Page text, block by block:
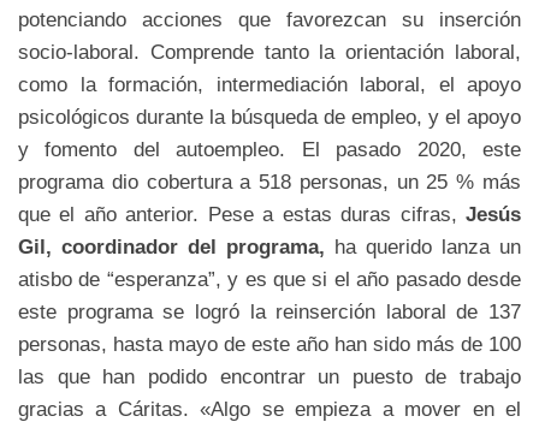
potenciando acciones que favorezcan su inserción
socio-laboral. Comprende tanto la orientación laboral,
como la formación, intermediación laboral, el apoyo
psicológicos durante la búsqueda de empleo, y el apoyo
y fomento del autoempleo. El pasado 2020, este
programa dio cobertura a 518 personas, un 25 % más
que el año anterior. Pese a estas duras cifras, Jesús
Gil, coordinador del programa, ha querido lanza un
atisbo de “esperanza”, y es que si el año pasado desde
este programa se logró la reinserción laboral de 137
personas, hasta mayo de este año han sido más de 100
las que han podido encontrar un puesto de trabajo
gracias a Cáritas. «Algo se empieza a mover en el